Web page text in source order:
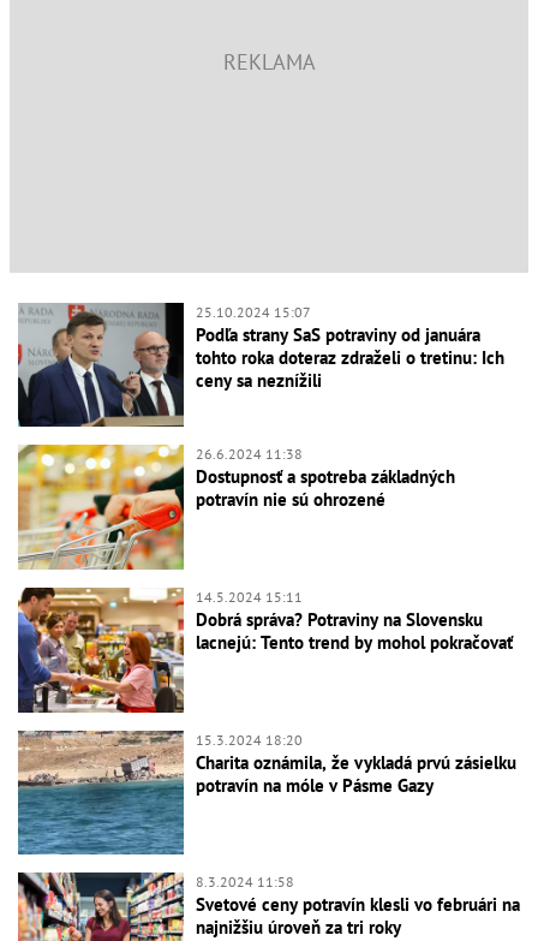
25.10.2024 15:07
Podľa strany SaS potraviny od januára
tohto roka doteraz zdraželi o tretinu: Ich
ceny sa neznížili
26.6.2024 11:38
Dostupnosť a spotreba základných
potravín nie sú ohrozené
14.5.2024 15:11
Dobrá správa? Potraviny na Slovensku
lacnejú: Tento trend by mohol pokračovať
15.3.2024 18:20
Charita oznámila, že vykladá prvú zásielku
potravín na móle v Pásme Gazy
8.3.2024 11:58
Svetové ceny potravín klesli vo februári na
najnižšiu úroveň za tri roky